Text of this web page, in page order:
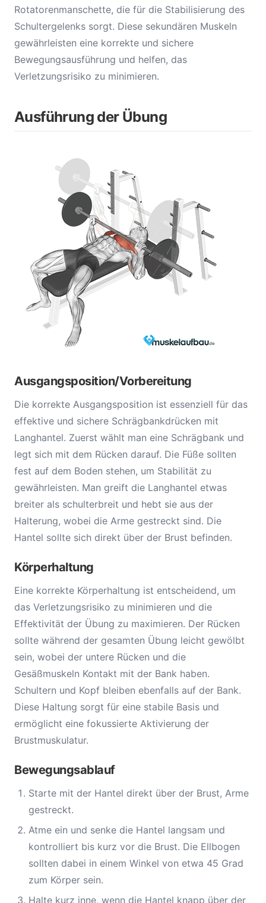
Rotatorenmanschette, die für die Stabilisierung des
Schultergelenks sorgt. Diese sekundären Muskeln
gewährleisten eine korrekte und sichere
Bewegungsausführung und helfen, das
Verletzungsrisiko zu minimieren.
Ausführung der Übung
Ausgangsposition/Vorbereitung
Die korrekte Ausgangsposition ist essenziell für das
effektive und sichere Schrägbankdrücken mit
Langhantel. Zuerst wählt man eine Schrägbank und
legt sich mit dem Rücken darauf. Die Füße sollten
fest auf dem Boden stehen, um Stabilität zu
gewährleisten. Man greift die Langhantel etwas
breiter als schulterbreit und hebt sie aus der
Halterung, wobei die Arme gestreckt sind. Die
Hantel sollte sich direkt über der Brust befinden.
Körperhaltung
Eine korrekte Körperhaltung ist entscheidend, um
das Verletzungsrisiko zu minimieren und die
Effektivität der Übung zu maximieren. Der Rücken
sollte während der gesamten Übung leicht gewölbt
sein, wobei der untere Rücken und die
Gesäßmuskeln Kontakt mit der Bank haben.
Schultern und Kopf bleiben ebenfalls auf der Bank.
Diese Haltung sorgt für eine stabile Basis und
ermöglicht eine fokussierte Aktivierung der
Brustmuskulatur.
Bewegungsablauf
Starte mit der Hantel direkt über der Brust, Arme
gestreckt.
Atme ein und senke die Hantel langsam und
kontrolliert bis kurz vor die Brust. Die Ellbogen
sollten dabei in einem Winkel von etwa 45 Grad
zum Körper sein.
Halte kurz inne, wenn die Hantel knapp über der